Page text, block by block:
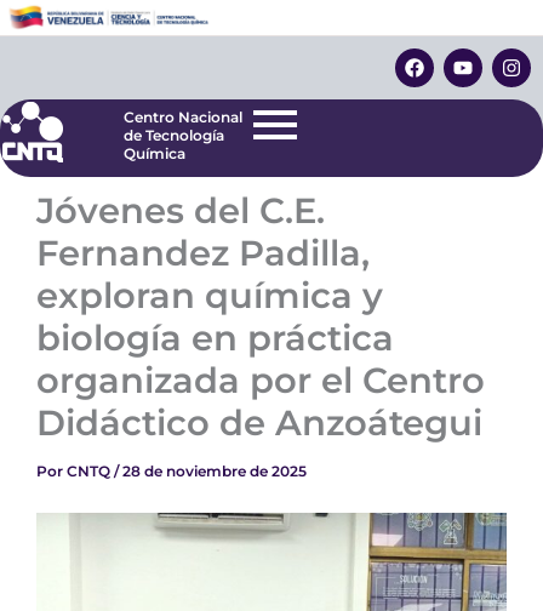
al
F
a
c
o
Y
o
u
e
I
n
s
r
Centro Nacional
de Tecnología
Centro Nacional
de Tecnología
Química
Jóvenes del C.E.
Fernandez Padilla,
exploran química y
biología en práctica
organizada por el Centro
Didáctico de Anzoátegui
Por CNTQ /28 de noviembre de 2025